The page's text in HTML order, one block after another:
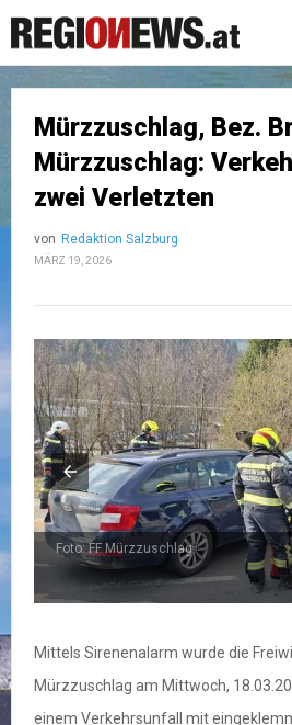
Mürzzuschlag, Bez.
Mürzzuschlag:
zwei Verletzten
von Redaktion Salzburg
MÄRZ 19, 2026
Foto: FF Mürzzuschlag
Mittels Sirenenalarm wurde die
Mürzzuschlag am Mittwoch,
einem Verkehrsunfall mit